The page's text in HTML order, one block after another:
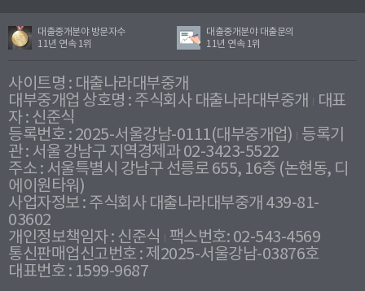
대출중개분야 방문자수
11년 연속 1위
대출중개분야 대출문의
11년 연속 1위
사이트명 : 대출나라대부중개
대부중개업 상호명 : 주식회사 대출나라대부중개
대표
자 : 신준식
등록번호 : 2025-서울강남-0111(대부중개업) 등록기
관 : 서울 강남구 지역경제과 02-3423-5522
주소 : 서울특별시 강남구 선릉로 655, 16층 (논현동, 디
에이원타워)
사업자정보 : 주식회사 대출나라대부중개 439-81-
03602
개인정보책임자 : 신준식
팩스번호: 02-543-4569
통신판매업신고번호 : 제2025-서울강남-03876호
대표번호 : 1599-9687